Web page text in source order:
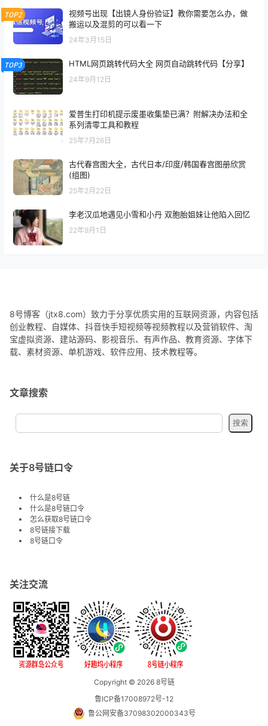
TOP2
视频号出现【出镜人身份验证】教你需要怎么办，做
搬运以及混剪的可以看一下
24年3月15日
TOP3 HTML网页跳转代码大全 网页自动跳转代码【分享】
24年9月12日
爱普生打印机提示废墨收集垫已满？附解决办法和全
系列清零工具和教程
25年7月26日
古代春宫图大全，古代日本/印度/韩国春宫图册欣赏
(组图)
25年2月22日
李老汉瓜地遇见小雪和小丹 双胞胎姐妹让他陷入回忆
22年9月1日
8号博客（jtx8.com）致力于分享优质实用的互联网资源，内容包括
创业教程、自媒体、抖音快手短视频等视频教程以及营销软件、淘
宝虚拟资源、建站源码、影视音乐、有声作品、教育资源、字体下
载、素材资源、单机游戏、软件应用、技术教程等。
文章搜索
关于8号链口令
什么是8号链
什么是8号链口令
怎么获取8号链口令
8号链接下载
8号链口令
关注交流
Copyright © 20268号链
鲁ICP备17008972号-12
鲁公网安备37098302000343号